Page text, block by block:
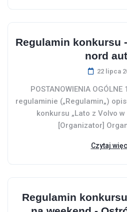
Regulamin konkursu
nord
22 lipca
POSTANOWIENIA
regulaminie („Regulamin„)
konkursu „Lato z Volvo w
[Organizator]
Czytaj
Regulamin